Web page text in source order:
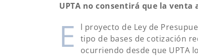
UPTA no consentirá que la
E
l proyecto de Ley de
tipo de bases de cotización
ocurriendo desde que UPTA